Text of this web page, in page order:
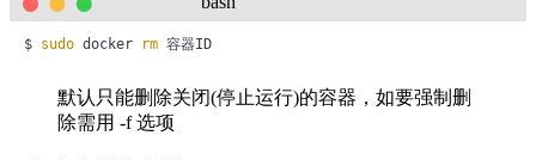
$ sudo docker rm 容器ID
默认只能删除关闭(停止运行)的容器，如要强制删
除需用 -f 选项